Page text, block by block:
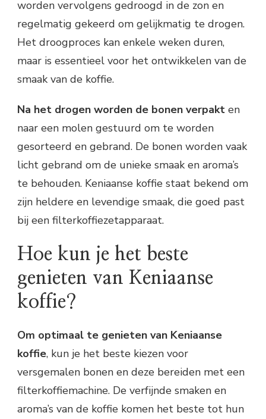
worden vervolgens gedroogd in de zon en
regelmatig gekeerd om gelijkmatig te drogen.
Het droogproces kan enkele weken duren,
maar is essentieel voor het ontwikkelen van de
smaak van de koffie.
Na het drogen worden de bonen verpakt en
naar een molen gestuurd om te worden
gesorteerd en gebrand. De bonen worden vaak
licht gebrand om de unieke smaak en aroma’s
te behouden. Keniaanse koffie staat bekend om
zijn heldere en levendige smaak, die goed past
bij een filterkoffiezetapparaat.
Hoe kun je het beste
genieten van Keniaanse
koffie?
Om optimaal te genieten van Keniaanse
koffie, kun je het beste kiezen voor
versgemalen bonen en deze bereiden met een
filterkoffiemachine. De verfijnde smaken en
aroma’s van de koffie komen het beste tot hun